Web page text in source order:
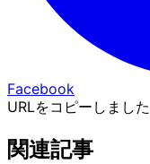
Facebook
URLをコピーしました
関連記事